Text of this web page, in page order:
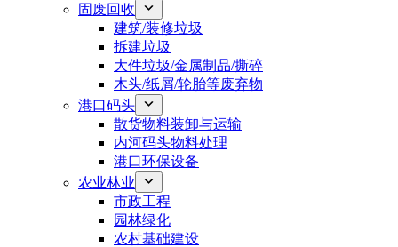
固废回收
建筑/装修垃圾
拆建垃圾
大件垃圾/金属制品/撕碎
木头/纸屑/轮胎等废弃物
港口码头
散货物料装卸与运输
内河码头物料处理
港口环保设备
农业林业
市政工程
园林绿化
农村基础建设